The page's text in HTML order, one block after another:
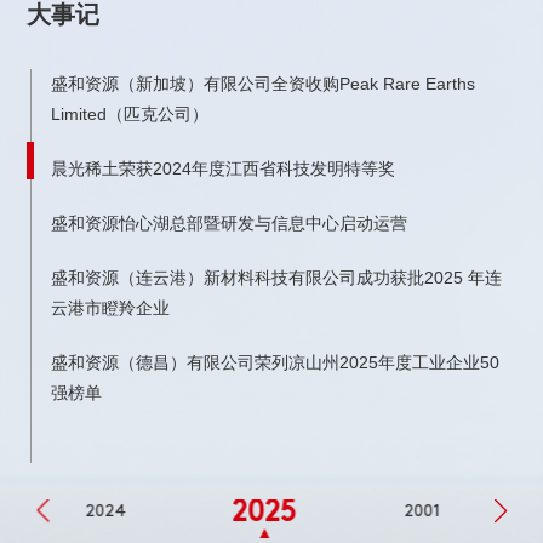
大事记
盛和资源（新加坡）有限公司全资收购Peak Rare Earths
Limited（匹克公司）
晨光稀土荣获2024年度江西省科技发明特等奖
盛和资源怡心湖总部暨研发与信息中心启动运营
盛和资源（连云港）新材料科技有限公司成功获批2025 年连
云港市瞪羚企业
盛和资源（德昌）有限公司荣列‌凉山州2025年度工业企业50
强榜单
2024 2025 2001